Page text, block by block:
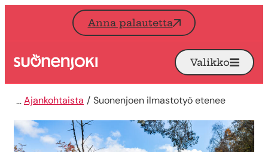
Siirry sisältöön
Anna palautetta
Etusivu Avaa
Valikko
Ajankohtaista Suonenjoen ilmastotyö etenee